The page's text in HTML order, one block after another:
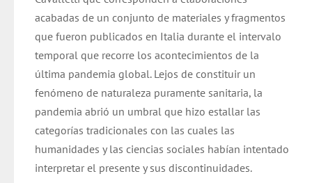
$ 17.000.$ 16.000.
acabadas de un conjunto de materiales y fragmentos
que fueron publicados en Italia durante el intervalo
temporal que recorre los acontecimientos de la
última pandemia global. Lejos de constituir un
fenómeno de naturaleza puramente sanitaria, la
pandemia abrió un umbral que hizo estallar las
categorías tradicionales con las cuales las
humanidades y las ciencias sociales habían intentado
interpretar el presente y sus discontinuidades.